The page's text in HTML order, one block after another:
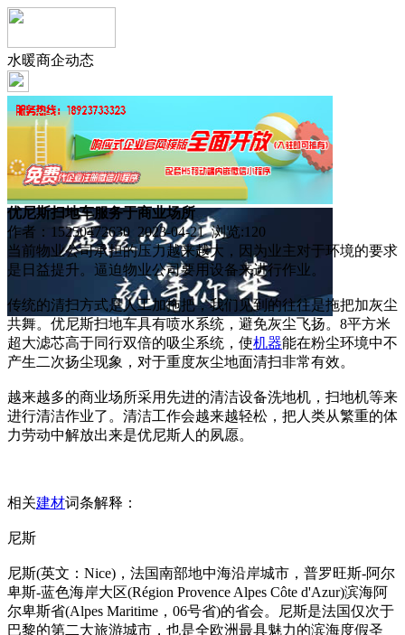
水暖商企动态
优尼斯扫地车服务于商业场所
作者：15250472630 2023-04-21 浏览:120
当前物业公司承担的压力越来越大，因为业主对于环境的要求
是日益提升。逼迫物业公司要用设备来进行作业。
传统的清扫方式是人工加拖把，我们见到的往往是拖把加灰尘
共舞。优尼斯扫地车具有喷水系统，避免灰尘飞扬。8平方米
超大滤芯高于同行双倍的吸尘系统，使机器能在粉尘环境中不
产生二次扬尘现象，对于重度灰尘地面清扫非常有效。
越来越多的商业场所采用先进的清洁设备洗地机，扫地机等来
进行清洁作业了。清洁工作会越来越轻松，把人类从繁重的体
力劳动中解放出来是优尼斯人的夙愿。
相关建材词条解释：
尼斯
尼斯(英文：Nice)，法国南部地中海沿岸城市，普罗旺斯-阿尔
卑斯-蓝色海岸大区(Région Provence Alpes Côte d'Azur)滨海阿
尔卑斯省(Alpes Maritime，06号省)的省会。尼斯是法国仅次于
巴黎的第二大旅游城市，也是全欧洲最具魅力的滨海度假圣